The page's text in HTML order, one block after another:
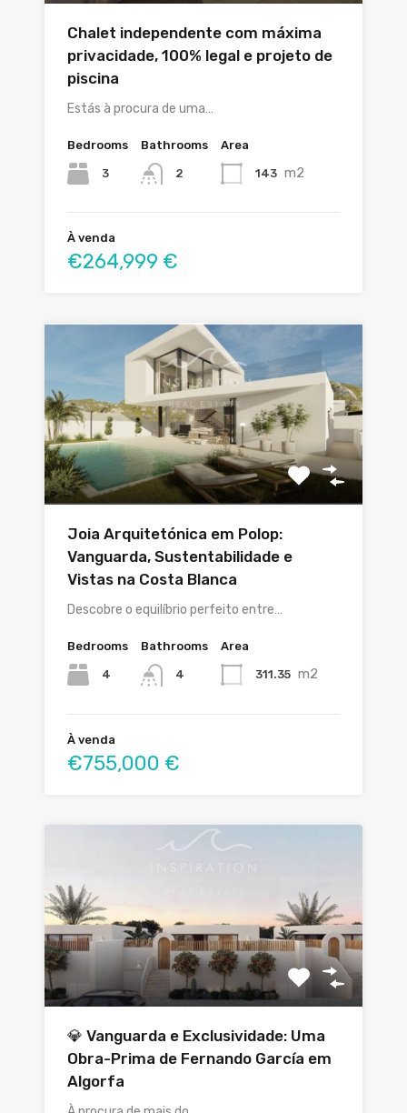
Chalet independente com máxima
privacidade, 100% legal e projeto de
piscina
Estás à procura de uma…
Bedrooms
3
Bathrooms
2
Area
143 m2
À venda
€264,999 €
Joia Arquitetónica em Polop:
Vanguarda, Sustentabilidade e
Vistas na Costa Blanca
Descobre o equilíbrio perfeito entre…
Bedrooms
4
Bathrooms
4
Area
311.35 m2
À venda
€755,000 €
💎 Vanguarda e Exclusividade: Uma
Obra-Prima de Fernando García em
Algorfa